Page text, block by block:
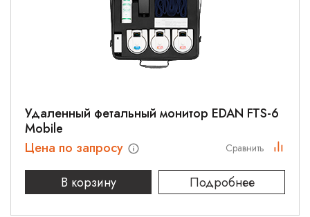
Удаленный фетальный монитор EDAN FTS-6
Mobile
Цена по запросу
В корзину
Подробнее
Сравнить